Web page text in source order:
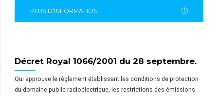
PLUS D’INFORMATION
Décret Royal 1066/2001 du 28 septembre.
Qui approuve le règlement établissant les conditions de protection
du domaine public radioélectrique, les restrictions des émissions